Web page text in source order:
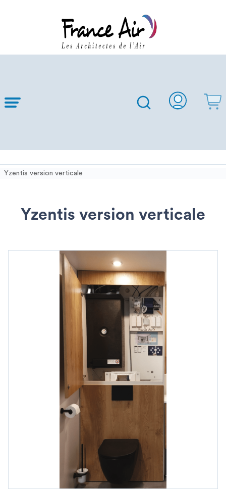
Content
Yzentis version verticale
Yzentis version verticale